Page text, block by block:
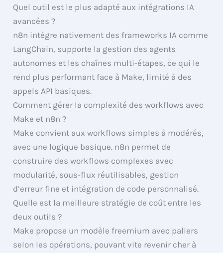
Quel outil est le plus adapté aux intégrations IA
avancées ?
n8n intègre nativement des frameworks IA comme
LangChain, supporte la gestion des agents
autonomes et les chaînes multi-étapes, ce qui le
rend plus performant face à Make, limité à des
appels API basiques.
Comment gérer la complexité des workflows avec
Make et n8n ?
Make convient aux workflows simples à modérés,
avec une logique basique. n8n permet de
construire des workflows complexes avec
modularité, sous-flux réutilisables, gestion
d’erreur fine et intégration de code personnalisé.
Quelle est la meilleure stratégie de coût entre les
deux outils ?
Make propose un modèle freemium avec paliers
selon les opérations, pouvant vite revenir cher à